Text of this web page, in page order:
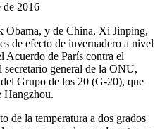
de 2016
Obama, y de China, Xi Jinping,
de efecto de invernadero a nivel
Acuerdo de París contra el
general de la ONU,
Grupo de los 20 (G-20), que
Hangzhou.
de la temperatura a dos grados